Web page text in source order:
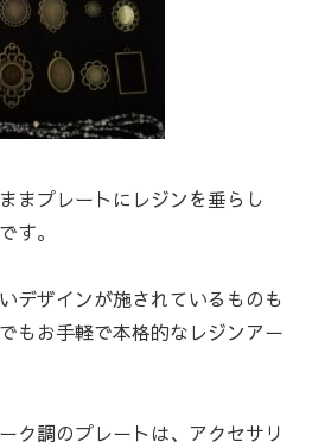
まプレートにレジンを垂らし
す。
デザインが施されているものも
もお手軽で本格的なレジンアー
ク調のプレートは、アクセサリ